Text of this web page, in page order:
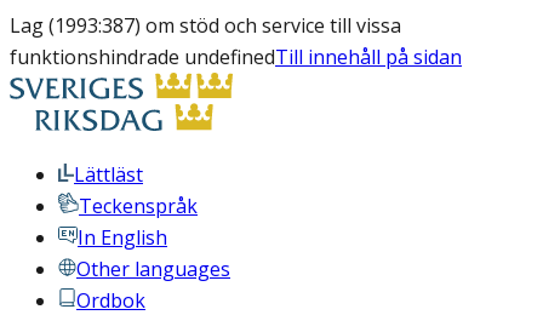
Lag (1993:387) om stöd och service till vissa
funktionshindrade undefinedTill innehåll på sidan
Lättläst
Teckenspråk
In English
Other languages
Ordbok